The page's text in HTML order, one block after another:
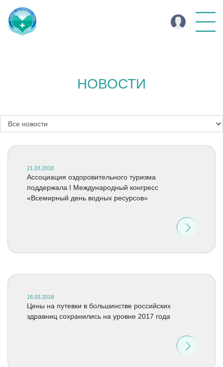
НОВОСТИ
21.03.2018
Ассоциация оздоровительного туризма
поддержала I Международный конгресс
«Всемирный день водных ресурсов»
16.03.2018
Цены на путевки в большинстве российских
здравниц сохранились на уровне 2017 года